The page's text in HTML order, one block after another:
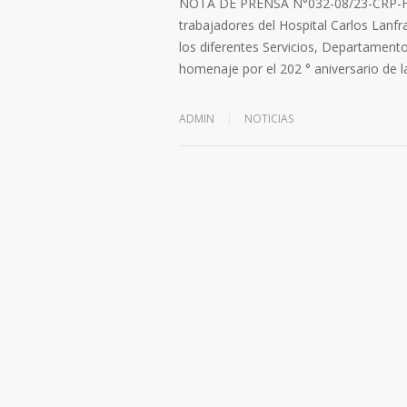
NOTA DE PRENSA N°032-08/23-
trabajadores del Hospital Carlos
los diferentes Servicios,
homenaje por el 202 ° aniversario de
ADMIN NOTICIAS